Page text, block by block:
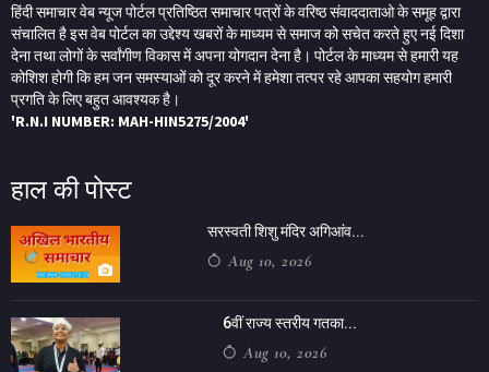
हिंदी समाचार वेब न्यूज पोर्टल प्रतिष्ठित समाचार पत्रों के वरिष्ठ संवाददाताओ के समूह द्वारा
संचालित है इस वेब पोर्टल का उद्देश्य खबरों के माध्यम से समाज को सचेत करते हुए नई दिशा
देना तथा लोगों के सर्वांगीण विकास में अपना योगदान देना है। पोर्टल के माध्यम से हमारी यह
कोशिश होगी कि हम जन समस्याओं को दूर करने में हमेशा तत्पर रहे आपका सहयोग हमारी
प्रगति के लिए बहुत आवश्यक है।
'R.N.I NUMBER: MAH-HIN5275/2004'
हाल की पोस्ट
सरस्वती शिशु मंदिर अगिआंव...
Aug 10, 2026
6वीं राज्य स्तरीय गतका...
Aug 10, 2026